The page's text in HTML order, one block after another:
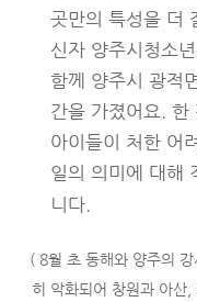
곳만의 특성을 더
신자 양주시청소
함께 양주시 광적
간을 가졌어요. 한
아이들이 처한 어
일의 의미에 대해
니다.
( 8월 초 동해와 양주의
히 악화되어 창원과 아산